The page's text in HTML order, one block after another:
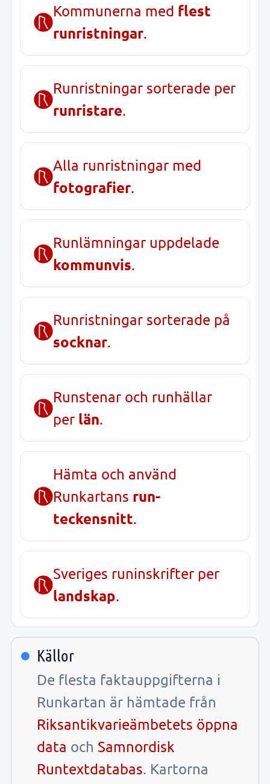
Kommunerna med flest
runristningar.
Runristningar sorterade per
runristare.
Alla runristningar med
fotografier.
Runlämningar uppdelade
kommunvis.
Runristningar sorterade på
socknar.
Runstenar och runhällar
per län.
Hämta och använd
Runkartans run-
teckensnitt.
Sveriges runinskrifter per
landskap.
Källor
De flesta faktauppgifterna i
Runkartan är hämtade från
Riksantikvarieämbetets öppna
data och Samnordisk
Runtextdatabas. Kartorna